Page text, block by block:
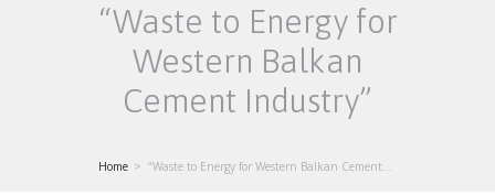
“Waste to Energy for
Western Balkan
Cement Industry”
Home “Waste to Energy for Western Balkan Cement...